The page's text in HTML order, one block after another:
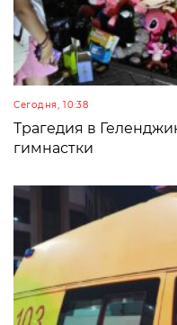
Сегодня, 10:38
Трагедия в
гимнастки